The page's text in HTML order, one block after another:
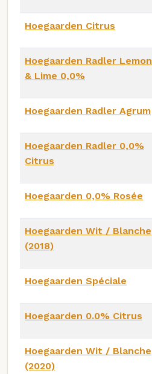
Hoegaarden Citrus
Hoegaarden Radler Lemon
& Lime 0,0%
Hoegaarden Radler Agrum
Hoegaarden Radler 0,0%
Citrus
Hoegaarden 0,0% Rosée
Hoegaarden Wit / Blanche
(2018)
Hoegaarden Spéciale
Hoegaarden 0.0% Citrus
Hoegaarden Wit / Blanche
(2020)